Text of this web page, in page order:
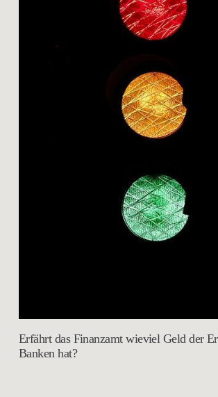
Erfährt das Finanzamt wieviel Geld der
Banken hat?